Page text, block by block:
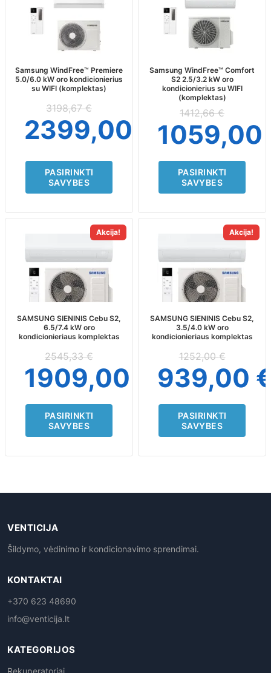
Samsung WindFree™ Premiere
5.0/6.0 kW oro kondicionierius
su WIFI (komplektas)
3198,67€
2399,00
PASIRINKTI
SAVYBES
has
multiple
variants.
The
may
be
chosen
on
the
product
page
Samsung WindFree™ Comfort
S2 2.5/3.2 kW oro
kondicionierius su WIFI
(komplektas)
1412,66€
1059,00
PASIRINKTI
SAVYBES
has
multiple
variants.
The
may
be
chosen
the
product
page
Akcija!
SAMSUNG SIENINIS Cebu S2,
6.5/7.4 kW oro
kondicionieriaus komplektas
2545,33€
1909,00
PASIRINKTI
SAVYBES
multiple
variants.
The
options
may
be
chosen
on
the
product
page
Akcija!
SAMSUNG SIENINIS Cebu S2,
3.5/4.0 kW oro
kondicionieriaus komplektas
1252,00€
939,00
PASIRINKTI
SAVYBES
multiple
variants.
The
options
may
be
chosen
on
the
product
page
VENTICIJA
Šildymo, vėdinimo ir kondicionavimo sprendimai.
KONTAKTAI
+370 623 48690
info@venticija.lt
KATEGORIJOS
Rekuperatoriai